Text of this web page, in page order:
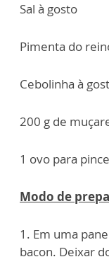
Sal à gosto
Pimenta do
Cebolinha à
200 g de
1 ovo para
Modo de
1. Em uma
bacon. Deixar